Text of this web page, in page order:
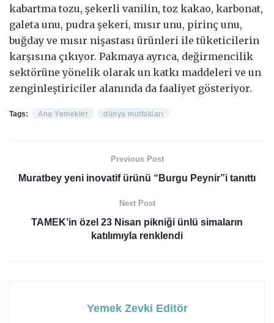
kabartma tozu, şekerli vanilin, toz kakao, karbonat,
galeta unu, pudra şekeri, mısır unu, pirinç unu,
buğday ve mısır nişastası ürünleri ile tüketicilerin
karşısına çıkıyor. Pakmaya ayrıca, değirmencilik
sektörüne yönelik olarak un katkı maddeleri ve un
zenginleştiriciler alanında da faaliyet gösteriyor.
Tags: Ana Yemekler dünya mutfakları
Previous Post
Muratbey yeni inovatif ürünü “Burgu Peynir”i tanıttı
Next Post
TAMEK’in özel 23 Nisan pikniği ünlü simaların
katılımıyla renklendi
Yemek Zevki Editör